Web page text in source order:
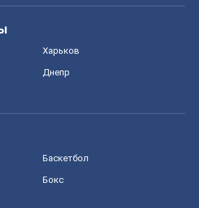
Харьков
Днепр
Баскетбол
Бокс